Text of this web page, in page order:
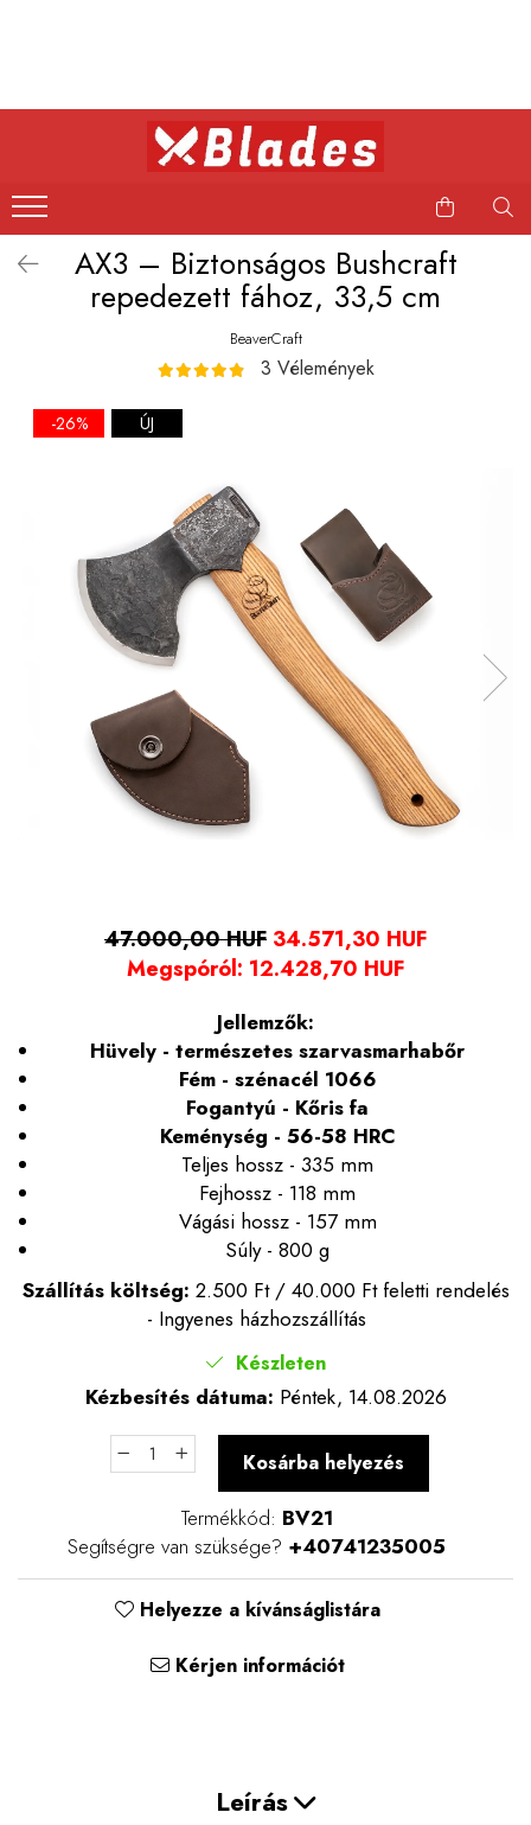
Konyhai kések
Bushcraft kések
Japán kések
Professzionális kések
AX3 – Biztonságos Bushcraft
repedezett fához, 33,5 cm
BeaverCraft
3 Vélemények
-26% ÚJ
47.000,00 HUF 34.571,30 HUF
Megspóról: 12.428,70 HUF
Jellemzők:
Hüvely - természetes szarvasmarhabőr
Fém - szénacél 1066
Fogantyú - Kőris fa
Keménység - 56-58 HRC
Teljes hossz - 335 mm
Fejhossz - 118 mm
Vágási hossz - 157 mm
Súly - 800 g
Szállítás költség: 2.500 Ft / 40.000 Ft feletti rendelés
- Ingyenes házhozszállítás
Készleten
Kézbesítés dátuma: Péntek, 14.08.2026
Kosárba helyezés
Termékkód: BV21
Segítségre van szüksége? +40741235005
Helyezze a kívánságlistára
Kérjen információt
Leírás